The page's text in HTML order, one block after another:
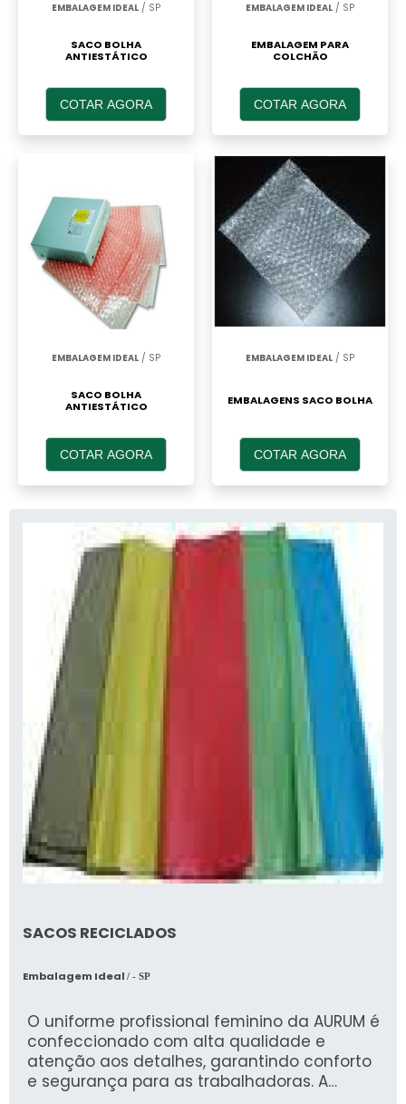
EMBALAGEM IDEAL / SP
SACO BOLHA
ANTIESTÁTICO
COTAR AGORA
EMBALAGEM IDEAL / SP
EMBALAGEM PARA
COLCHÃO
COTAR AGORA
EMBALAGEM IDEAL / SP
SACO BOLHA
ANTIESTÁTICO
COTAR AGORA
EMBALAGEM IDEAL / SP
EMBALAGENS SACO BOLHA
COTAR AGORA
SACOS RECICLADOS
Embalagem Ideal / - SP
O uniforme profissional feminino da AURUM é
confeccionado com alta qualidade e
atenção aos detalhes, garantindo conforto
e segurança para as trabalhadoras. A